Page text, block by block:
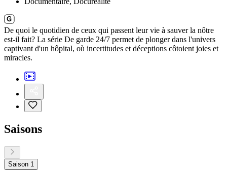
De quoi le quotidien de ceux qui passent leur vie à sauver la nôtre
est-il fait? La série De garde 24/7 permet de plonger dans l'univers
captivant d'un hôpital, où incertitudes et déceptions côtoient joies et
miracles.
Saisons
Saison 1